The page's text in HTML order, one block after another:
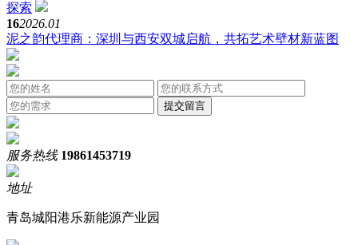
探索
162026.01
泥之韵代理商：深圳与西安双城启航，共拓艺术壁材新蓝图
服务热线 19861453719
地址
青岛城阳港乐新能源产业园